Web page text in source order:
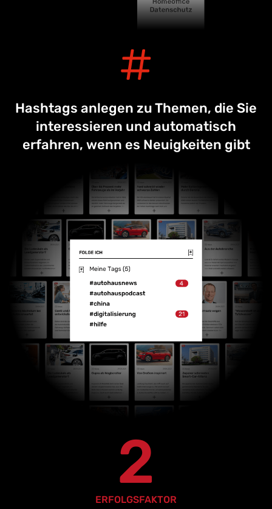
Hashtags anlegen zu Themen, die Sie
interessieren und automatisch
erfahren, wenn es Neuigkeiten gibt
2
ERFOLGSFAKTOR